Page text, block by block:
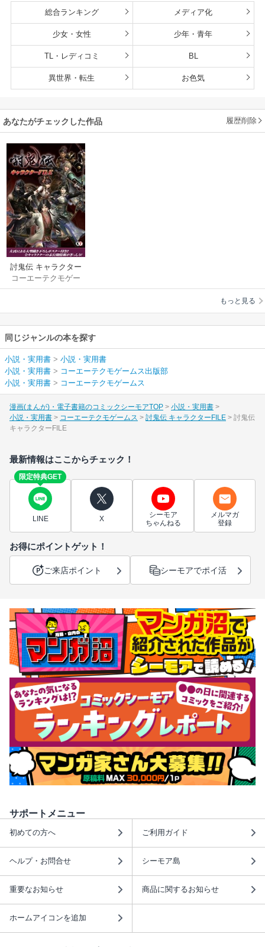
総合ランキング メディア化
少女・女性 少年・青年
TL・レディコミ BL
異世界・転生 お色気
あなたがチェックした作品 履歴削除
討鬼伝 キャラクター
FILE
コーエーテクモゲー
ムス出版部
もっと見る
同じジャンルの本を探す
小説・実用書 > 小説・実用書
小説・実用書 > コーエーテクモゲームス出版部
小説・実用書 > コーエーテクモゲームス
漫画(まんが)・電子書籍のコミックシーモアTOP
小説・実用書
小説・実用書
コーエーテクモゲームス 討鬼伝 キャラクターFILE
討鬼伝
キャラクターFILE
最新情報はここからチェック！
限定特典GET
LINE X
シーモア
ちゃんねる
メルマガ
登録
お得にポイントゲット！
ご来店ポイント シーモアでポイ活
サポートメニュー
初めての方へ ご利用ガイド
ヘルプ・お問合せ シーモア島
重要なお知らせ 商品に関するお知らせ
ホームアイコンを追加